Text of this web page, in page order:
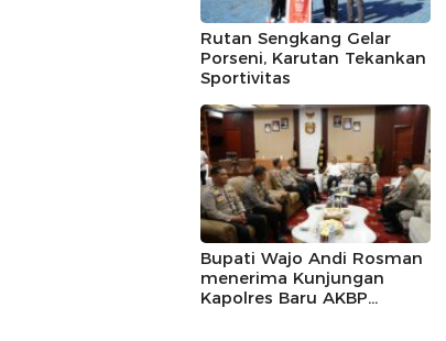
Rutan Sengkang Gelar
Porseni, Karutan Tekankan
Sportivitas
Bupati Wajo Andi Rosman
menerima Kunjungan
Kapolres Baru AKBP